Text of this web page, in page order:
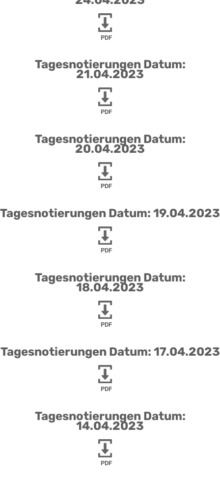
PDF
Tagesnotierungen Datum:
21.04.2023
PDF
Tagesnotierungen Datum:
20.04.2023
PDF
Tagesnotierungen Datum: 19.04.2023
PDF
Tagesnotierungen Datum:
18.04.2023
PDF
Tagesnotierungen Datum: 17.04.2023
PDF
Tagesnotierungen Datum:
14.04.2023
PDF